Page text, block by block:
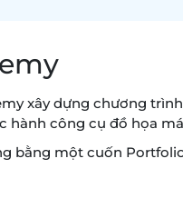
xây dựng chương
hành công cụ đồ họa
bằng một cuốn